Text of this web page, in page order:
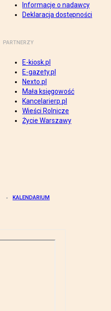
Informacje o nadawcy
Deklaracja dostępności
PARTNERZY
E-kiosk.pl
E-gazety.pl
Nexto.pl
Mała księgowość
Kancelarierp.pl
Wieści Rolnicze
Życie Warszawy
KALENDARIUM